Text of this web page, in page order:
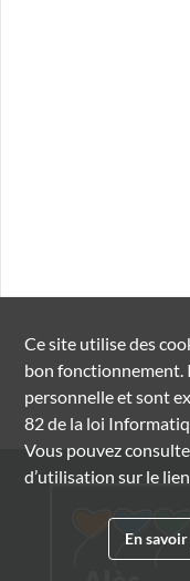
Ce site utilise des
bon fonctionnement.
personnelle et sont
82 de la loi
Vous pouvez
d’utilisation sur le
En